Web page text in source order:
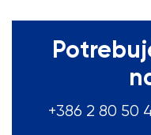
+386 2 80 50